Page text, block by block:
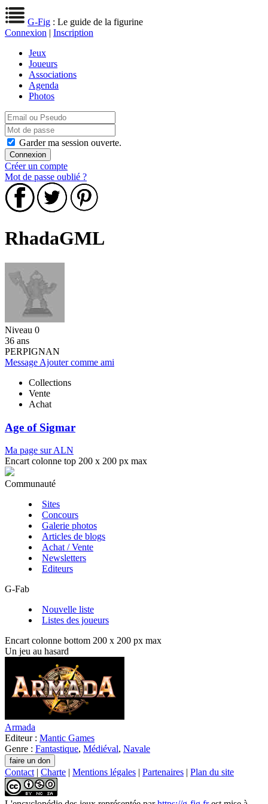
G-Fig : Le guide de la figurine
Connexion | Inscription
Jeux
Joueurs
Associations
Agenda
Photos
Garder ma session ouverte.
Créer un compte
Mot de passe oublié ?
RhadaGML
Niveau 0
36 ans
PERPIGNAN
Message Ajouter comme ami
Collections
Vente
Achat
Age of Sigmar
Ma page sur ALN
Encart colonne top 200 x 200 px max
Communauté
Sites
Concours
Galerie photos
Articles de blogs
Achat / Vente
Newsletters
Editeurs
G-Fab
Nouvelle liste
Listes des joueurs
Encart colonne bottom 200 x 200 px max
Un jeu au hasard
Armada
Editeur : Mantic Games
Genre : Fantastique, Médiéval, Navale
Contact | Charte | Mentions légales | Partenaires | Plan du site